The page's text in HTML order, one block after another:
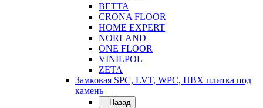
BETTA
CRONA FLOOR
HOME EXPERT
NORLAND
ONE FLOOR
VINILPOL
ZETA
Замковая SPC, LVT, WPC, ПВХ плитка под
камень
Назад